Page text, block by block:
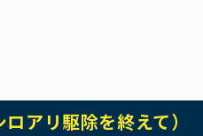
アリ駆除を終えて）